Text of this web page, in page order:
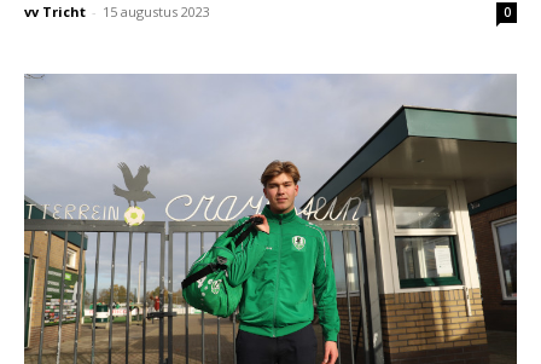
vv Tricht - 15 augustus 2023 0